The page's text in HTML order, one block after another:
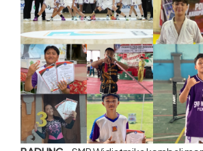
BADUNG– SMP Widiatmika kembali